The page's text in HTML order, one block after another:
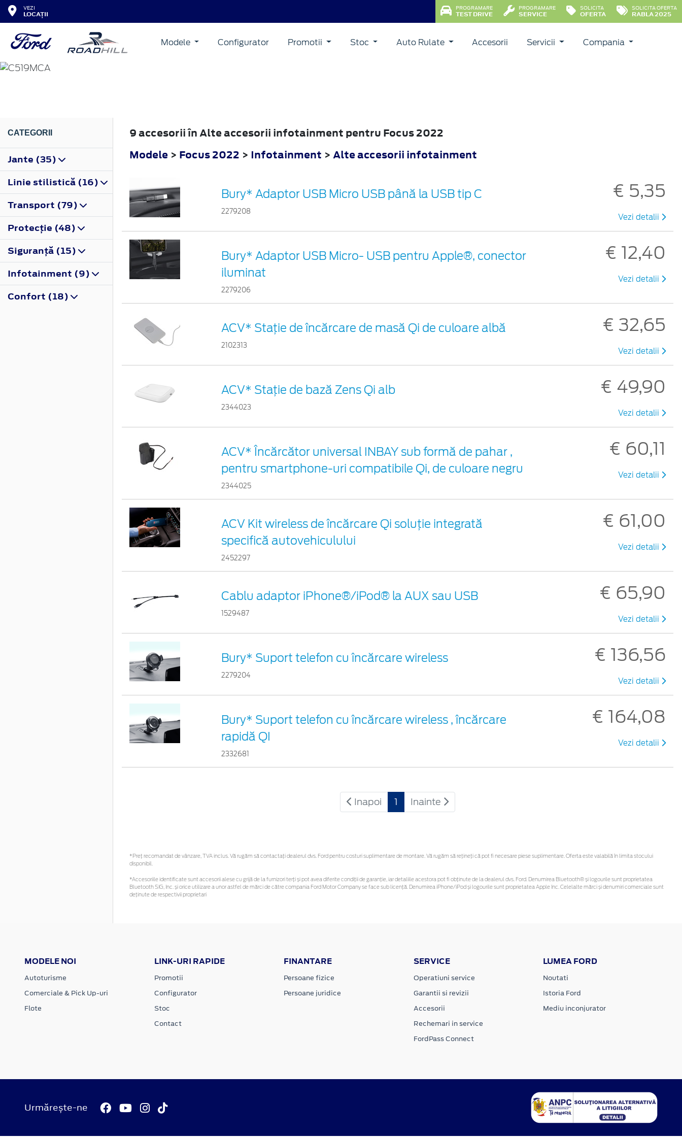
VEZI
LOCAȚII
PROGRAMARE
TEST DRIVE
PROGRAMARE
SERVICE
SOLICITA
OFERTA
SOLICITA OFERTA
RABLA 2025
Modele Configurator Promotii Stoc Auto Rulate Accesorii Servicii Compania
FOCUS
CATEGORII
Jante (35)
Linie stilistică (16)
Transport (79)
Protecţie (48)
Siguranţă (15)
Infotainment (9)
Confort (18)
9 accesorii în Alte accesorii infotainment pentru Focus 2022
Modele > Focus 2022 > Infotainment > Alte accesorii infotainment
Bury* Adaptor USB Micro USB până la USB tip C
2279208
€ 5,35
Vezi detalii
Bury* Adaptor USB Micro- USB pentru Apple®, conector
iluminat
2279206
€ 12,40
Vezi detalii
ACV* Stație de încărcare de masă Qi de culoare albă
2102313
€ 32,65
Vezi detalii
ACV* Stație de bază Zens Qi alb
2344023
€ 49,90
Vezi detalii
ACV* Încărcător universal INBAY sub formă de pahar ,
pentru smartphone-uri compatibile Qi, de culoare negru
2344025
€ 60,11
Vezi detalii
ACV Kit wireless de încărcare Qi soluție integrată
specifică autovehiculului
2452297
€ 61,00
Vezi detalii
Cablu adaptor iPhone®/iPod® la AUX sau USB
1529487
€ 65,90
Vezi detalii
Bury* Suport telefon cu încărcare wireless
2279204
€ 136,56
Vezi detalii
Bury* Suport telefon cu încărcare wireless , încărcare
rapidă QI
2332681
€ 164,08
Vezi detalii
Inapoi 1 Inainte
*Preţ recomandat de vânzare, TVA inclus. Vă rugăm să contactaţi dealerul dvs. Ford pentru costuri suplimentare de montare. Vă rugăm să rețineți că pot fi necesare piese suplimentare. Oferta este valabilă în limita stocului
disponibil.
*Accesoriile identificate sunt accesorii alese cu grijă de la furnizori terți și pot avea diferite condiții de garanție, iar detaliile acestora pot fi obținute de la dealerul dvs. Ford. Denumirea Bluetooth® și logourile sunt proprietatea
Bluetooth SIG, Inc. și orice utilizare a unor astfel de mărci de către compania Ford Motor Company se face sub licență. Denumirea iPhone/iPod și logourile sunt proprietatea Apple Inc. Celelalte mărci și denumiri comerciale sunt
deținute de respectivii proprietari
MODELE NOI
Autoturisme
Comerciale & Pick Up-uri
Flote
LINK-URI RAPIDE
Promotii
Configurator
Stoc
Contact
FINANTARE
Persoane fizice
Persoane juridice
SERVICE
Operatiuni service
Garantii si revizii
Accesorii
Rechemari in service
FordPass Connect
LUMEA FORD
Noutati
Istoria Ford
Mediu inconjurator
Urmărește-ne